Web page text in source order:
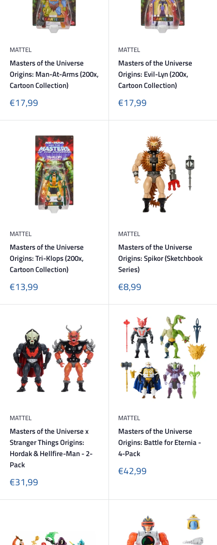
MATTEL
Masters of the Universe
Origins: Man-At-Arms (200x,
Cartoon Collection)
Sonderpreis
€17,99
MATTEL
Masters of the Universe
Origins: Evil-Lyn (200x,
Cartoon Collection)
Sonderpreis
€17,99
MATTEL
Masters of the Universe
Origins: Tri-Klops (200x,
Cartoon Collection)
Sonderpreis
€13,99
MATTEL
Masters of the Universe
Origins: Spikor (Sketchbook
Series)
Sonderpreis
€8,99
MATTEL
Masters of the Universe x
Stranger Things Origins:
Hordak & Hellfire-Man - 2-
Pack
Sonderpreis
€31,99
MATTEL
Masters of the Universe
Origins: Battle for Eternia -
4-Pack
Sonderpreis
€42,99